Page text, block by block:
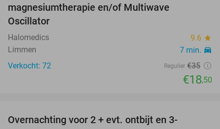
magnesiumtherapie en/of Multiwave
Oscillator
Halomedics 9.6 star
Limmen 7 min. directions_car
Verkocht: 72 Regulier €35
€18,50
Overnachting voor 2 + evt. ontbijt en 3-